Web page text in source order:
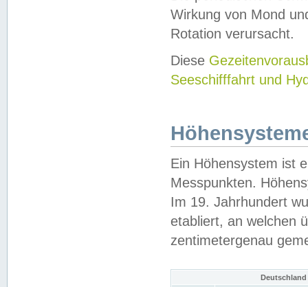
Wirkung von Mond
Rotation verursacht.
Diese
Seeschifffahrt und
Ein Höhensystem ist
Messpunkten.
Im 19. Jahrhundert
etabliert, an welchen
zentimetergenau